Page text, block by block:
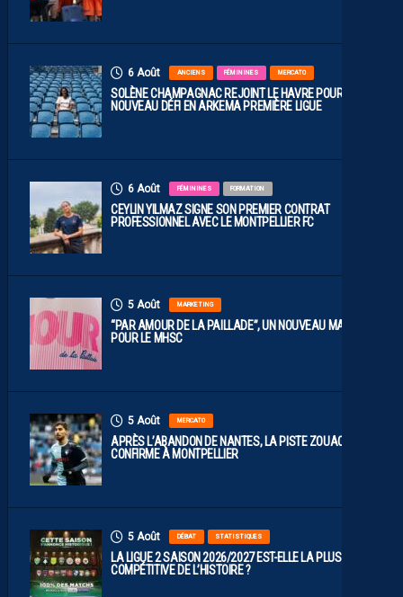
6 Août ANCIENS FÉMININES MERCATO
SOLÈNE CHAMPAGNAC REJOINT LE HAVRE POUR UN
NOUVEAU DÉFI EN ARKEMA PREMIÈRE LIGUE
6 Août FÉMININES FORMATION
CEYLIN YILMAZ SIGNE SON PREMIER CONTRAT
PROFESSIONNEL AVEC LE MONTPELLIER FC
5 Août MARKETING
“PAR AMOUR DE LA PAILLADE”, UN NOUVEAU MAILLOT
POUR LE MHSC
5 Août MERCATO
APRÈS L’ABANDON DE NANTES, LA PISTE ZOUAOUI SE
CONFIRME À MONTPELLIER
5 Août DÉBAT STATISTIQUES
LA LIGUE 2 SAISON 2026/2027 EST-ELLE LA PLUS
COMPÉTITIVE DE L’HISTOIRE ?